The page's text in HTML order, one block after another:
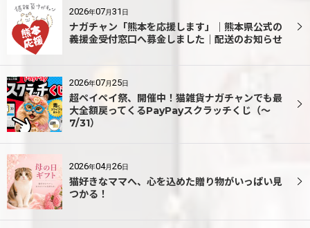
2026年07月31 日
ナガチャン「熊本を応援します」｜熊本県公式の
義援金受付窓口へ募金しました｜配送のお知らせ
2026年07月25日
超ペイペイ祭、開催中！猫雑貨ナガチャンでも最
大全額戻ってくるPayPayスクラッチくじ（〜
7/31）
2026年04月26日
猫好きなママへ、心を込めた贈り物がいっぱい見
つかる！